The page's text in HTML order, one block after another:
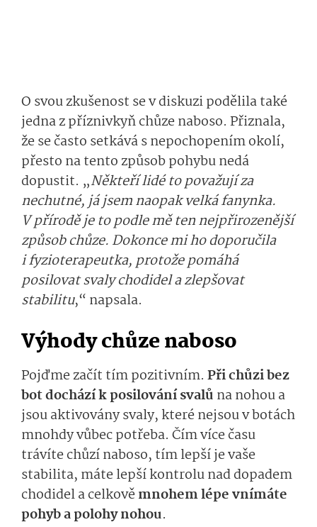
O svou zkušenost se v diskuzi podělila také
jedna z příznivkyň chůze naboso. Přiznala,
že se často setkává s nepochopením okolí,
přesto na tento způsob pohybu nedá
dopustit. „Někteří lidé to považují za
nechutné, já jsem naopak velká fanynka.
V přírodě je to podle mě ten nejpřirozenější
způsob chůze. Dokonce mi ho doporučila
i fyzioterapeutka, protože pomáhá
posilovat svaly chodidel a zlepšovat
stabilitu,“ napsala.
Výhody chůze naboso
Pojďme začít tím pozitivním. Při chůzi bez
bot dochází k posilování svalů na nohou a
jsou aktivovány svaly, které nejsou v botách
mnohdy vůbec potřeba. Čím více času
trávíte chůzí naboso, tím lepší je vaše
stabilita, máte lepší kontrolu nad dopadem
chodidel a celkověmnohem lépe vnímáte
pohyb a polohy nohou.